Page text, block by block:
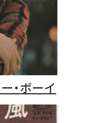
・ボーイ